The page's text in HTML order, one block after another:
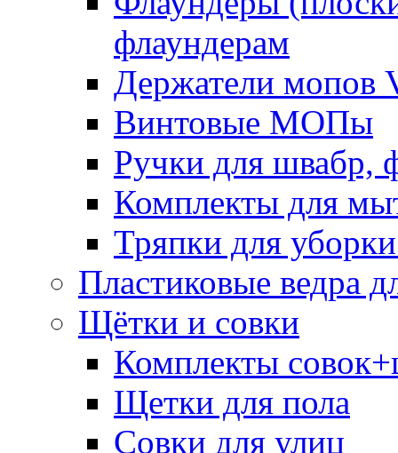
флаундерам
Держатели мопов
Винтовые МОПы
Ручки для швабр,
Комплекты для
Тряпки для
Пластиковые ведра
Щётки и совки
Комплекты
Щетки для пола
Совки для улиц